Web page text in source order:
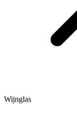
Wijnglas